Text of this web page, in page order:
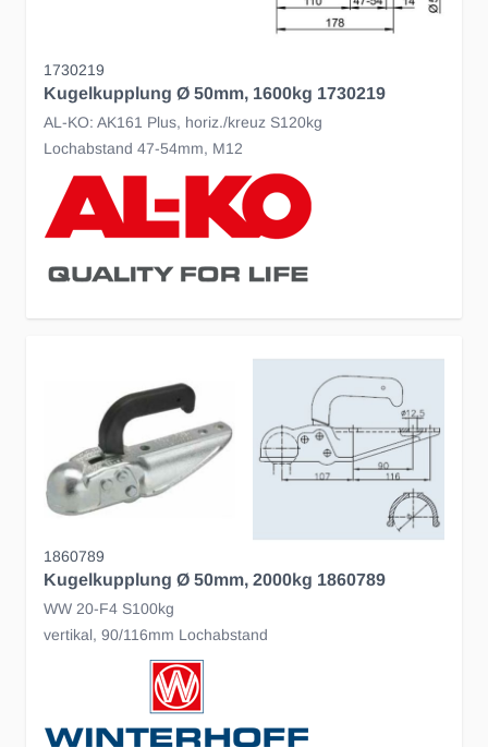
1730219
Kugelkupplung Ø 50mm, 1600kg 1730219
AL-KO: AK161 Plus, horiz./kreuz S120kg
Lochabstand 47-54mm, M12
1860789
Kugelkupplung Ø 50mm, 2000kg 1860789
WW 20-F4 S100kg
vertikal, 90/116mm Lochabstand